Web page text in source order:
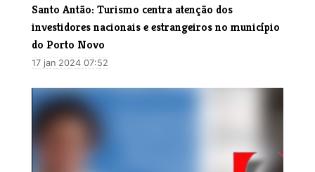
Santo Antão: Turismo centra atenção dos
investidores nacionais e estrangeiros no município
do Porto Novo
17 jan 2024 07:52